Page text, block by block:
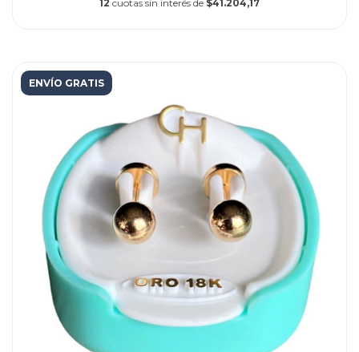
12 cuotas sin interés de $41.204,17
ENVÍO GRATIS